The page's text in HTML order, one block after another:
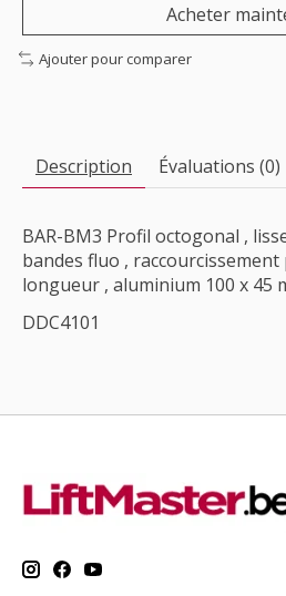
Acheter
Ajouter pour comparer
Description Évaluations (0)
BAR-BM3 Profil octogonal ,
bandes fluo , raccourcissement
longueur , aluminium 100 x 45
DDC4101